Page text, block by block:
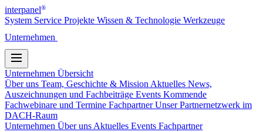
interpanel®
System Service Projekte Wissen & Technologie Werkzeuge
Unternehmen
Unternehmen Übersicht
Über uns Team, Geschichte & Mission Aktuelles News,
Auszeichnungen und Fachbeiträge Events Kommende
Fachwebinare und Termine FachpartnerUnser Partnernetzwerk im
DACH-Raum
Unternehmen Über uns Aktuelles Events Fachpartner